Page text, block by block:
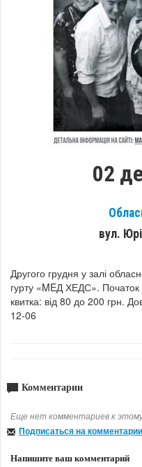
02
вул.
Другого грудня у залі
гурту «MEД ХЕДС».
квитка: від 80 до 200 грн.
12-06
Комментарии
Еще нет комментариев к
Подписаться на
Напишите ваш комментарий